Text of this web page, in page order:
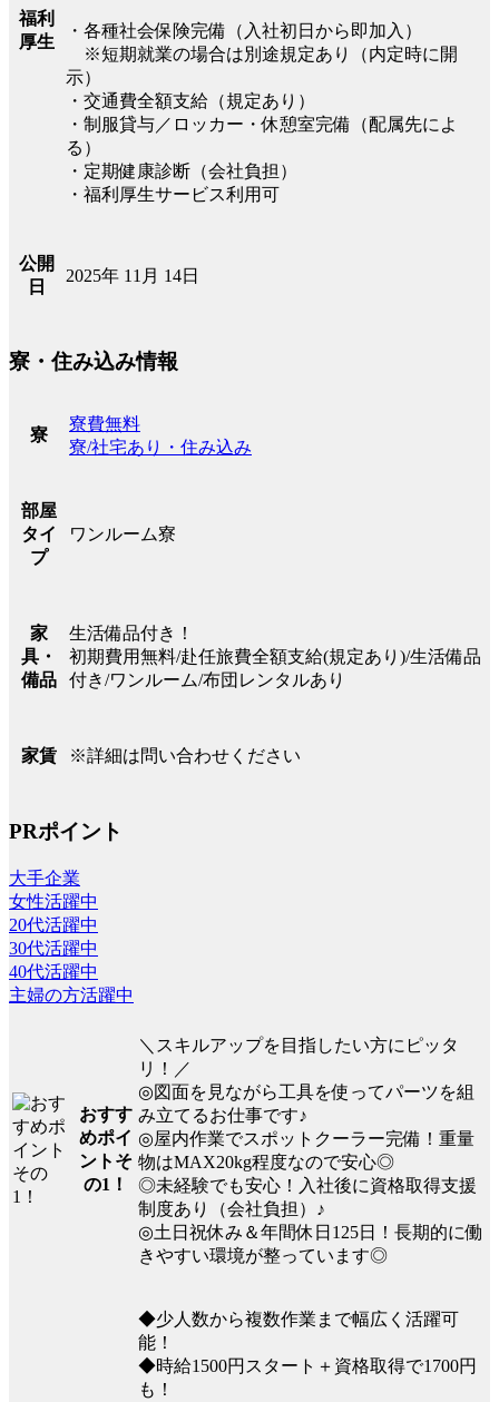
福利
厚生
・各種社会保険完備（入社初日から即加入）
※短期就業の場合は別途規定あり（内定時に開
示）
・交通費全額支給（規定あり）
・制服貸与／ロッカー・休憩室完備（配属先によ
る）
・定期健康診断（会社負担）
・福利厚生サービス利用可
公開
日
2025年 11月 14日
寮・住み込み情報
寮
寮費無料
寮/社宅あり・住み込み
部屋
タイ
プ
ワンルーム寮
家
具・
備品
生活備品付き！
初期費用無料/赴任旅費全額支給(規定あり)/生活備品
付き/ワンルーム/布団レンタルあり
家賃 ※詳細は問い合わせください
PRポイント
大手企業
女性活躍中
20代活躍中
30代活躍中
40代活躍中
主婦の方活躍中
おすす
めポイ
ントそ
の1！
＼スキルアップを目指したい方にピッタ
リ！／
◎図面を見ながら工具を使ってパーツを組
み立てるお仕事です♪
◎屋内作業でスポットクーラー完備！重量
物はMAX20kg程度なので安心◎
◎未経験でも安心！入社後に資格取得支援
制度あり（会社負担）♪
◎土日祝休み＆年間休日125日！長期的に働
きやすい環境が整っています◎
◆少人数から複数作業まで幅広く活躍可
能！
◆時給1500円スタート＋資格取得で1700円
も！